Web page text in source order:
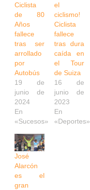
Ciclista
de 80
Años
fallece
tras ser
arrollado
por
Autobús
19 de
junio de
2024
En
«Sucesos»
el
ciclismo!
Ciclista
fallece
tras dura
caída en
el Tour
de Suiza
16 de
junio de
2023
En
«Deportes»
José
Alarcón
es el
gran